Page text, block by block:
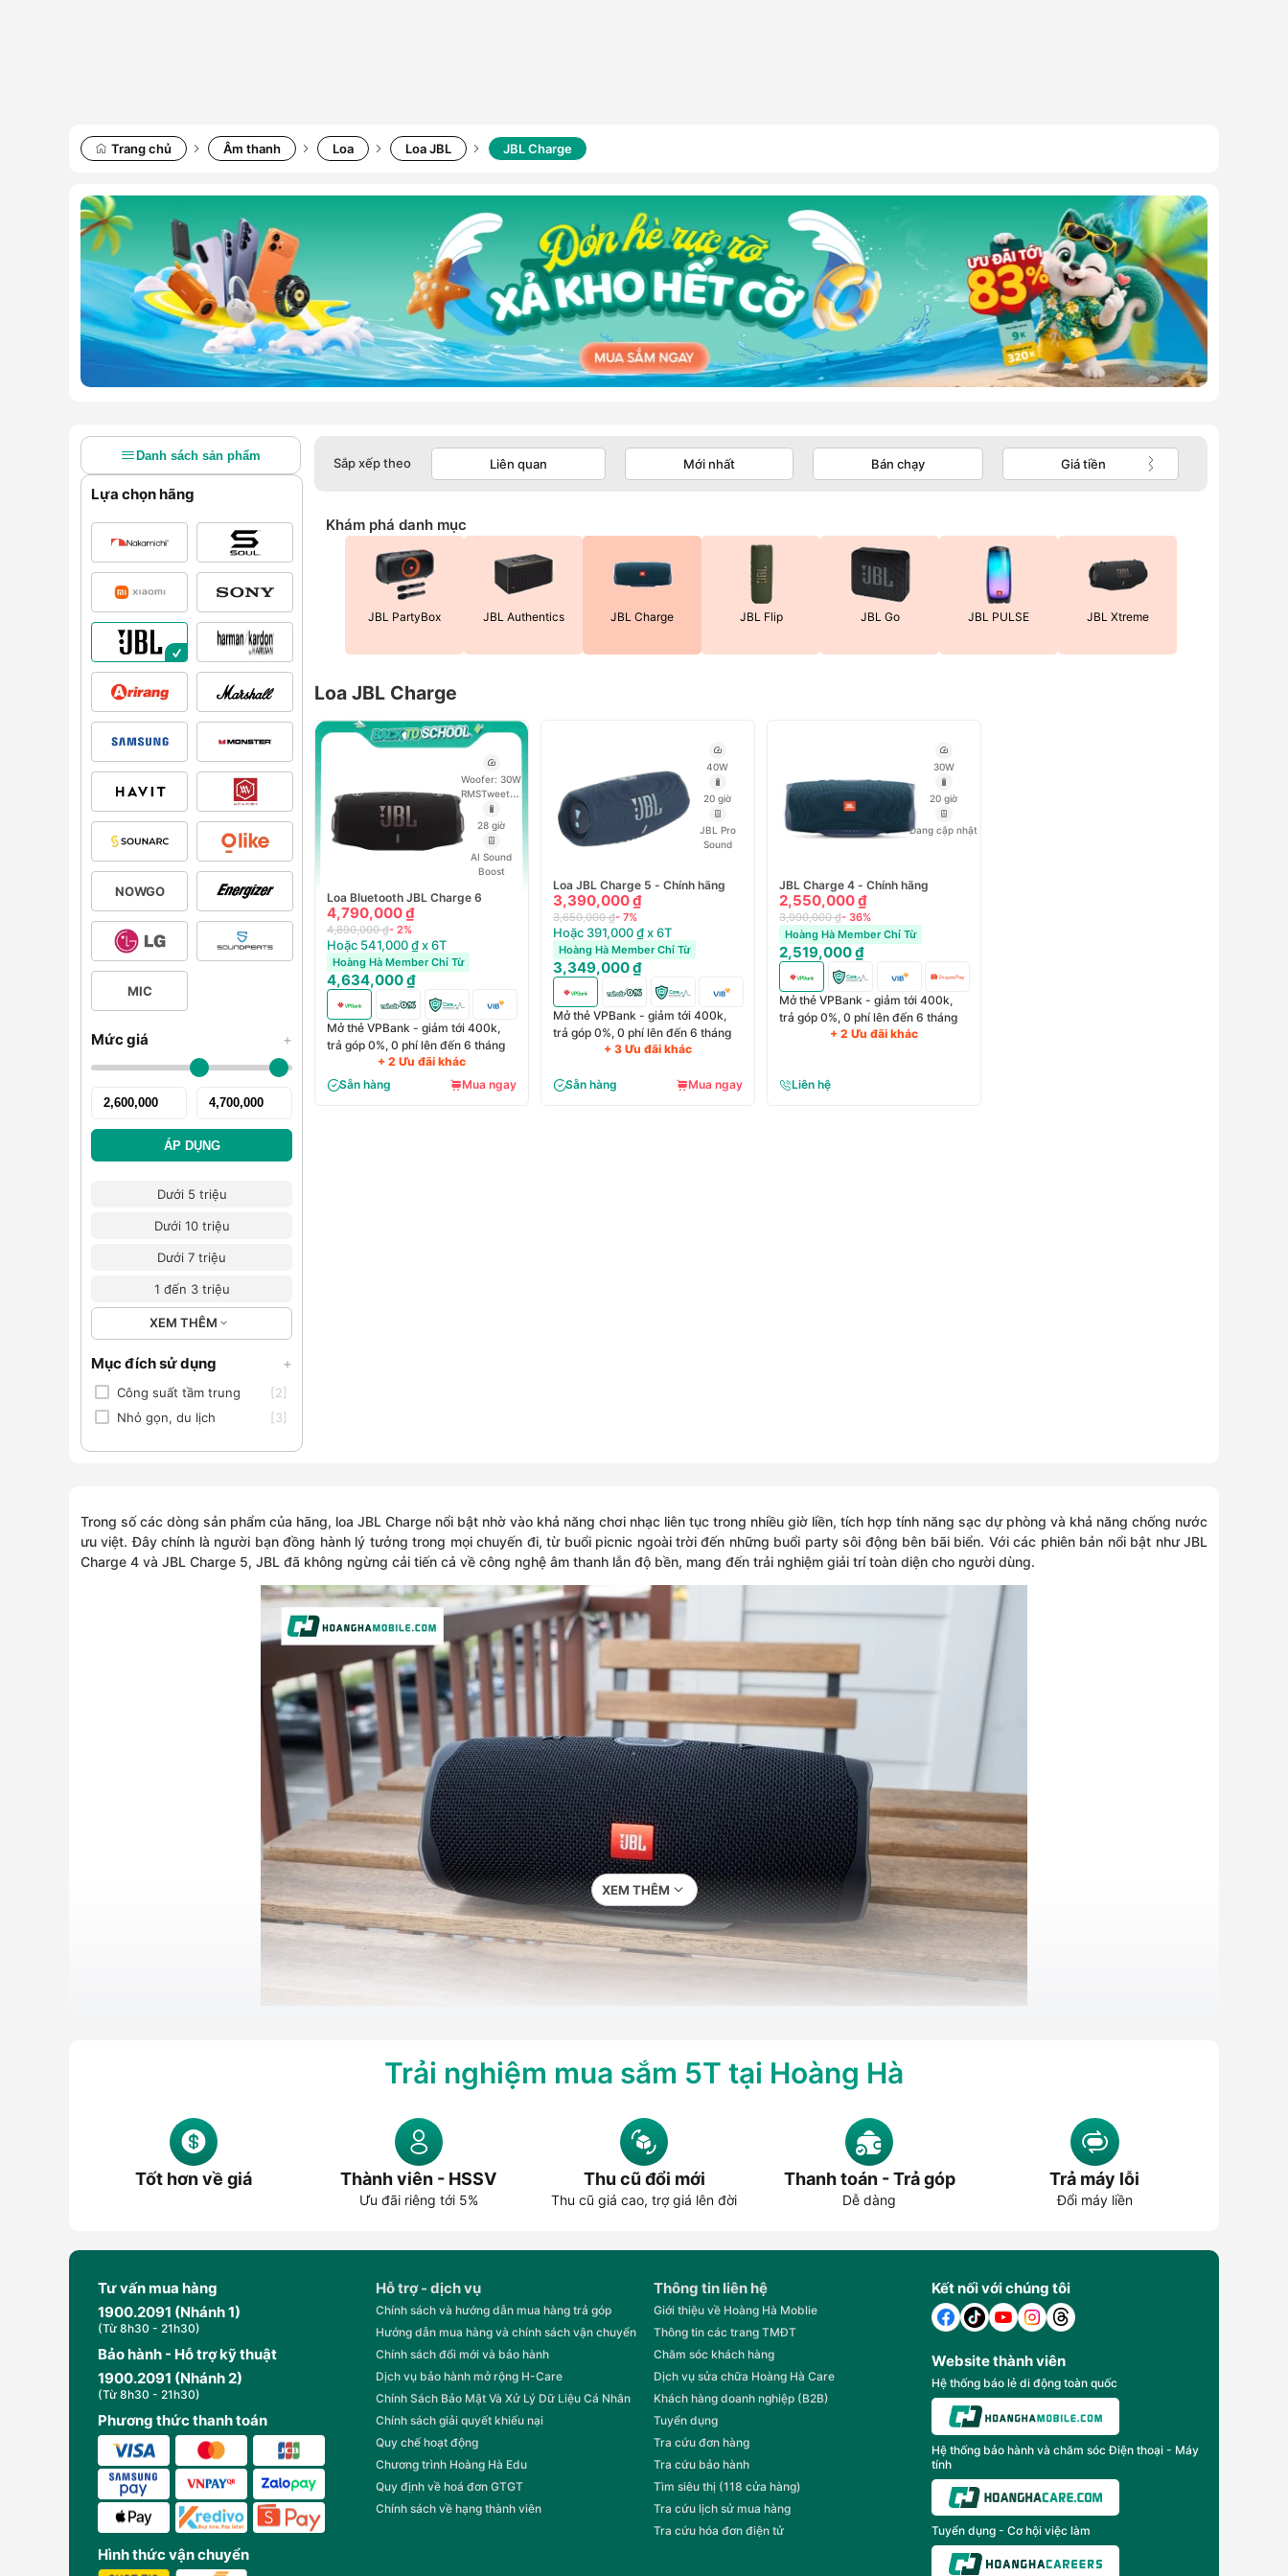
Trang chủ Âm thanh Loa Loa JBL JBL Charge
Danh sách sản phẩm
Lựa chọn hãng
NOWGO
MIC
Mức giá +
ÁP DỤNG
Dưới 5 triệu
Dưới 10 triệu
Dưới 7 triệu
1 đến 3 triệu
XEM THÊM
Mục đích sử dụng +
Công suất tầm trung
[2]
Nhỏ gọn, du lịch
[3]
Sắp xếp theo Liên quan Mới nhất Bán chạy Giá tiền
Khám phá danh mục
JBL PartyBox JBL Authentics JBL Charge JBL Flip JBL Go JBL PULSE JBL Xtreme
Loa JBL Charge
Woofer: 30W
RMSTweeter:
10W
RMS Tổng
công suất tối
đa: 45W
28 giờ
AI Sound
Boost
Loa Bluetooth JBL Charge 6
4,790,000 ₫
4,890,000 ₫- 2%
Hoặc 541,000 ₫ x 6T
Hoàng Hà Member Chỉ Từ
4,634,000 ₫
Mở thẻ VPBank - giảm tới 400k,
trả góp 0%, 0 phí lên đến 6 tháng
+ 2 Ưu đãi khác
Sẵn hàng
Mua ngay
40W
20 giờ
JBL Pro
Sound
Loa JBL Charge 5 - Chính hãng
3,390,000 ₫
3,650,000 ₫- 7%
Hoặc 391,000 ₫ x 6T
Hoàng Hà Member Chỉ Từ
3,349,000 ₫
Mở thẻ VPBank - giảm tới 400k,
trả góp 0%, 0 phí lên đến 6 tháng
+ 3 Ưu đãi khác
Sẵn hàng Mua ngay
30W
20 giờ
Đang cập nhật
JBL Charge 4 - Chính hãng
2,550,000 ₫
3,990,000 ₫- 36%
Hoàng Hà Member Chỉ Từ
2,519,000 ₫
Mở thẻ VPBank - giảm tới 400k,
trả góp 0%, 0 phí lên đến 6 tháng
+ 2 Ưu đãi khác
Liên hệ
Trong số các dòng sản phẩm của hãng, loa JBL Charge nổi bật nhờ vào khả năng chơi nhạc liên tục trong nhiều giờ liền, tích hợp tính năng sạc dự phòng và khả năng chống nước
ưu việt. Đây chính là người bạn đồng hành lý tưởng trong mọi chuyến đi, từ buổi picnic ngoài trời đến những buổi party sôi động bên bãi biển. Với các phiên bản nổi bật như JBL
Charge 4 và JBL Charge 5, JBL đã không ngừng cải tiến cả về công nghệ âm thanh lẫn độ bền, mang đến trải nghiệm giải trí toàn diện cho người dùng.
Charge đã trải qua nhiều thế hệ với những cải tiến mạnh mẽ cả về thiết kế lẫn công nghệ. Dưới đây, Hoàng Hà Mobile đã tổng hợp đầy đủ các phiên bản nổi bật cùng
Những phiên bản loa JBL Charge nổi bật
Dòng JBL Charge đã trải qua nhiều thế hệ với những cải tiến rõ rệt qua từng phiên bản. Trong đó, hai model được ưa chuộng và phổ biến nhất hiện nay là loa Charge 4 và Charge
ướt, trong khi công suất 30W đảm bảo âm thanh đủ lớn cho không gian ngoài trời. Điểm nổi bật là khả năng sạc ngược cho thiết bị di động, đúng nghĩa là “Charge”.
JBL Charge 5: Đây là bản nâng cấp vượt trội so với người tiền nhiệm. Với chuẩn chống nước và bụi IP67, công suất tăng lên 40W, cùng công nghệ âm thanh JBL Pro Sound,
Charge 5 không chỉ cải thiện về chất âm mà còn mang đến thiết kế tinh tế, thời thượng hơn. Đặc biệt, loa sử dụng Bluetooth 5.1, cho kết nối ổn định hơn và tầm xa tốt hơn
so với các phiên bản cũ.
XEM THÊM
Trải nghiệm mua sắm 5T tại Hoàng Hà
Tốt hơn về giá Thành viên - HSSV
Ưu đãi riêng tới 5%
Thu cũ đổi mới
Thu cũ giá cao, trợ giá lên đời
Thanh toán - Trả góp
Dễ dàng
Trả máy lỗi
Đổi máy liền
Tư vấn mua hàng
1900.2091 (Nhánh 1)
(Từ 8h30 - 21h30)
Bảo hành - Hỗ trợ kỹ thuật
1900.2091 (Nhánh 2)
(Từ 8h30 - 21h30)
Phương thức thanh toán
Hình thức vận chuyển
Hỗ trợ - dịch vụ
Chính sách và hướng dẫn mua hàng trả góp
Hướng dẫn mua hàng và chính sách vận chuyển
Chính sách đổi mới và bảo hành
Dịch vụ bảo hành mở rộng H-Care
Chính Sách Bảo Mật Và Xử Lý Dữ Liệu Cá Nhân
Chính sách giải quyết khiếu nại
Quy chế hoạt động
Chương trình Hoàng Hà Edu
Quy định về hoá đơn GTGT
Chính sách về hạng thành viên
Thông tin liên hệ
Giới thiệu về Hoàng Hà Moblie
Thông tin các trang TMĐT
Chăm sóc khách hàng
Dịch vụ sửa chữa Hoàng Hà Care
Khách hàng doanh nghiệp (B2B)
Tuyển dụng
Tra cứu đơn hàng
Tra cứu bảo hành
Tìm siêu thị (118 cửa hàng)
Tra cứu lịch sử mua hàng
Tra cứu hóa đơn điện tử
Kết nối với chúng tôi
Website thành viên
Hệ thống báo lẻ di động toàn quốc
Hệ thống bảo hành và chăm sóc Điện thoại - Máy
tính
Tuyển dụng - Cơ hội việc làm